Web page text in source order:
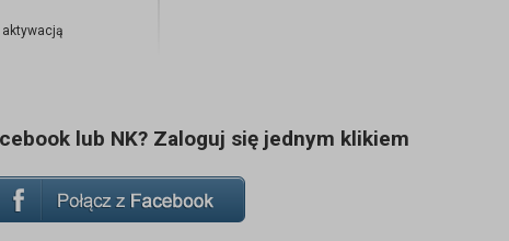
aktywacją
lub NK? Zaloguj się jednym klikiem